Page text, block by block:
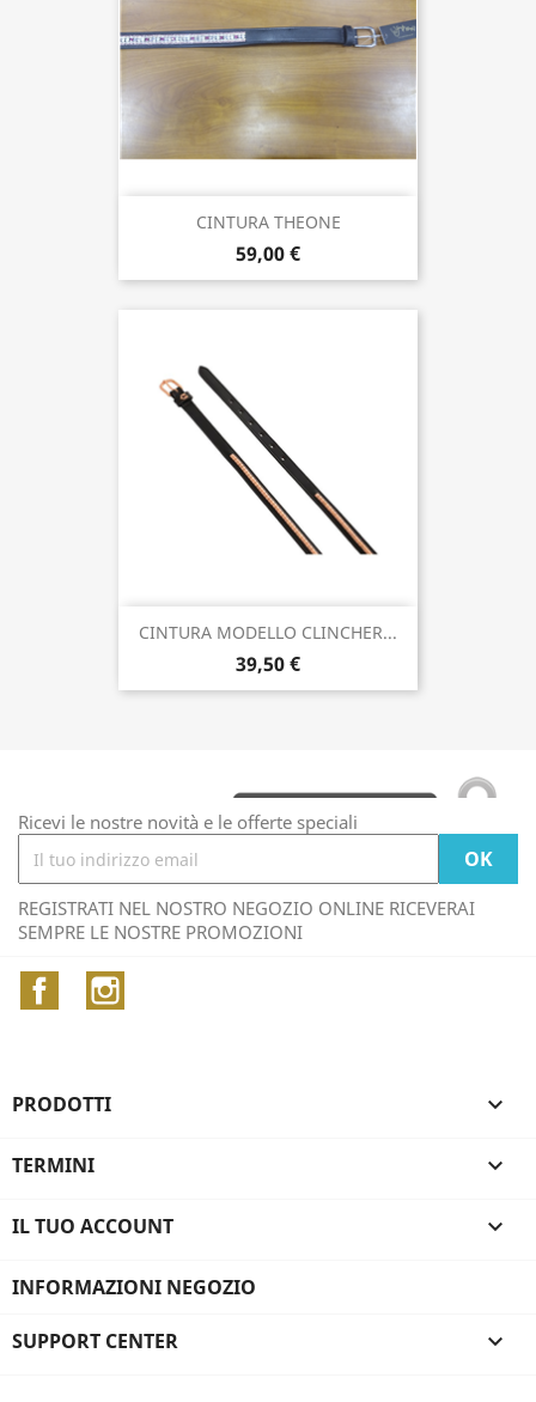
CINTURA THEONE
59,00 €
CINTURA MODELLO CLINCHER...
39,50 €
Ricevi le nostre novità e le offerte speciali
REGISTRATI NEL NOSTRO NEGOZIO ONLINE RICEVERAI
SEMPRE LE NOSTRE PROMOZIONI
Facebook
PRODOTTI 
TERMINI 
IL TUO ACCOUNT 
INFORMAZIONI NEGOZIO
SUPPORT CENTER 